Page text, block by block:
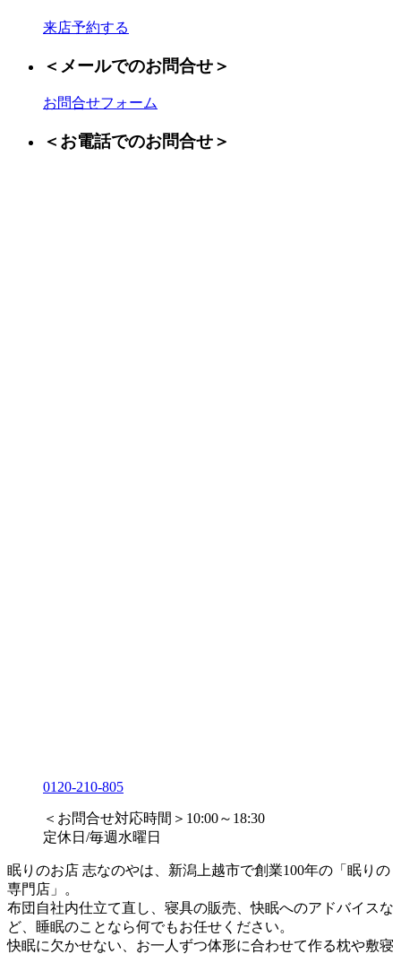
来店予約する
＜メールでのお問合せ＞
お問合せフォーム
＜お電話でのお問合せ＞
0120-210-805
＜お問合せ対応時間＞10:00～18:30
定休日/毎週水曜日
眠りのお店 志なのやは、新潟上越市で創業100年の「眠りの
専門店」。
布団自社内仕立て直し、寝具の販売、快眠へのアドバイスな
ど、睡眠のことなら何でもお任せください。
快眠に欠かせない、お一人ずつ体形に合わせて作る枕や敷寝